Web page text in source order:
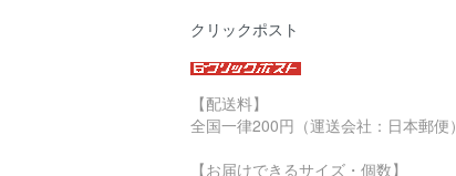
クリックポスト
【配送料】
全国一律200円（運送会社：日本郵便）
【お届けできるサイズ・個数】